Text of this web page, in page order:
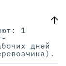
1
дней